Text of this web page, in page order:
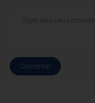
Comentar